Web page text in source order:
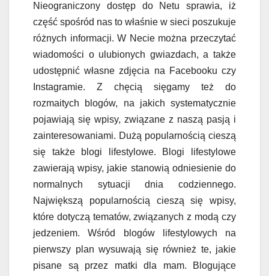
Nieograniczony dostęp do Netu sprawia, iż
część spośród nas to właśnie w sieci poszukuje
różnych informacji. W Necie można przeczytać
wiadomości o ulubionych gwiazdach, a także
udostępnić własne zdjęcia na Facebooku czy
Instagramie. Z chęcią sięgamy też do
rozmaitych blogów, na jakich systematycznie
pojawiają się wpisy, związane z naszą pasją i
zainteresowaniami. Dużą popularnością cieszą
się także blogi lifestylowe. Blogi lifestylowe
zawierają wpisy, jakie stanowią odniesienie do
normalnych sytuacji dnia codziennego.
Największą popularnością cieszą się wpisy,
które dotyczą tematów, związanych z modą czy
jedzeniem. Wśród blogów lifestylowych na
pierwszy plan wysuwają się również te, jakie
pisane są przez matki dla mam. Blogujące